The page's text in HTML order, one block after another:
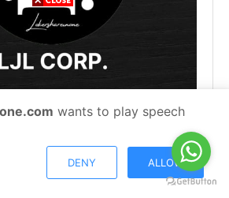
wants to play speech
DENY ALLOW